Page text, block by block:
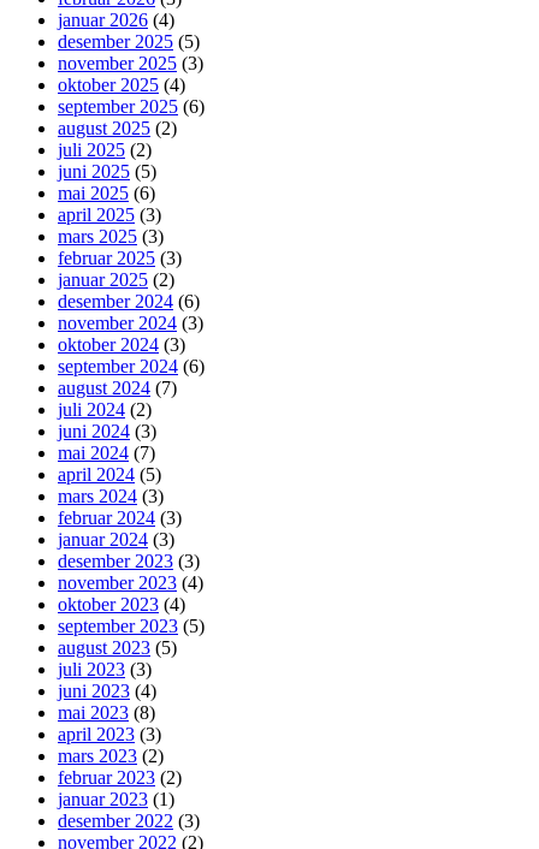
januar 2026 (4)
desember 2025 (5)
november 2025 (3)
oktober 2025 (4)
september 2025 (6)
august 2025 (2)
juli 2025 (2)
juni 2025 (5)
mai 2025 (6)
april 2025 (3)
mars 2025 (3)
februar 2025 (3)
januar 2025 (2)
desember 2024 (6)
november 2024 (3)
oktober 2024 (3)
september 2024 (6)
august 2024 (7)
juli 2024 (2)
juni 2024 (3)
mai 2024 (7)
april 2024 (5)
mars 2024 (3)
februar 2024 (3)
januar 2024 (3)
desember 2023 (3)
november 2023 (4)
oktober 2023 (4)
september 2023 (5)
august 2023 (5)
juli 2023 (3)
juni 2023 (4)
mai 2023 (8)
april 2023 (3)
mars 2023 (2)
februar 2023 (2)
januar 2023 (1)
desember 2022 (3)
november 2022 (2)